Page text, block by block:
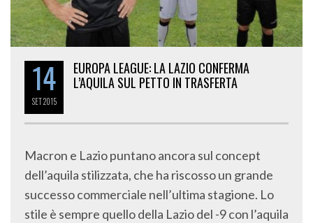
14
SET2015
EUROPA LEAGUE: LA LAZIO CONFERMA
L’AQUILA SUL PETTO IN TRASFERTA
Macron e Lazio puntano ancora sul concept
dell’aquila stilizzata, che ha riscosso un grande
successo commerciale nell’ultima stagione. Lo
stile è sempre quello della Lazio del -9 con l’aquila